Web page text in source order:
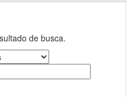
de busca.